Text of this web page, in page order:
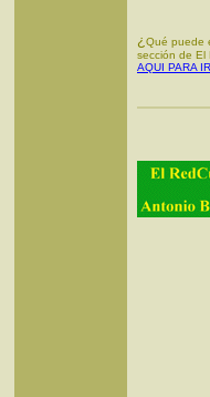
¿ Qué puede
sección de El
AQUI PARA